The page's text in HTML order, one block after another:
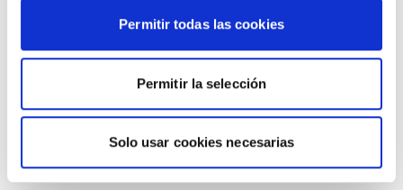
Permitir todas las cookies
Permitir la selección
Solo usar cookies necesarias